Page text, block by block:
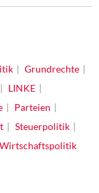
Grundrechte
LINKE
Parteien
Steuerpolitik
Wirtschaftspolitik